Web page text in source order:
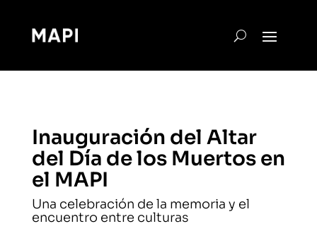
Inauguración del Altar
del Día de los Muertos en
el MAPI
Una celebración de la memoria y el
encuentro entre culturas